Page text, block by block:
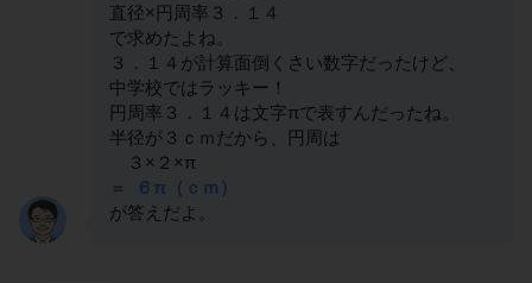
直径×円周率３．１４
で求めたよね。
３．１４が計算面倒くさい数字だったけど、
中学校ではラッキー！
円周率３．１４は文字πで表すんだったね。
半径が３ｃｍだから、円周は
３×２×π
＝
６π（ｃｍ）
が答えだよ。